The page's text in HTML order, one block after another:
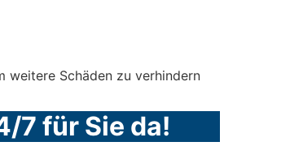
weitere Schäden zu verhindern
7 für Sie da!